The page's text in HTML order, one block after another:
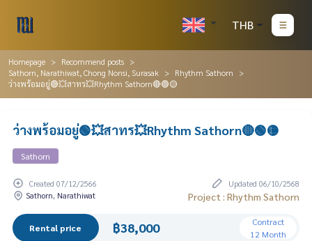
THB
Homepage
Recommend posts
Sathorn, Narathiwat, Chong Nonsi, Surasak
Rhythm Sathorn
ว่างพร้อมอยู่🟢💥สาทร💥Rhythm Sathorn🔴🟢🟡
ว่างพร้อมอยู่🟢💥สาทร💥Rhythm Sathorn🔴🟢🟡
Sathorn
Created 07/12/2566
Updated 06/10/2568
Sathorn, Narathiwat
Project : Rhythm Sathorn
Rental price ฿38,000
Contract
12 Month